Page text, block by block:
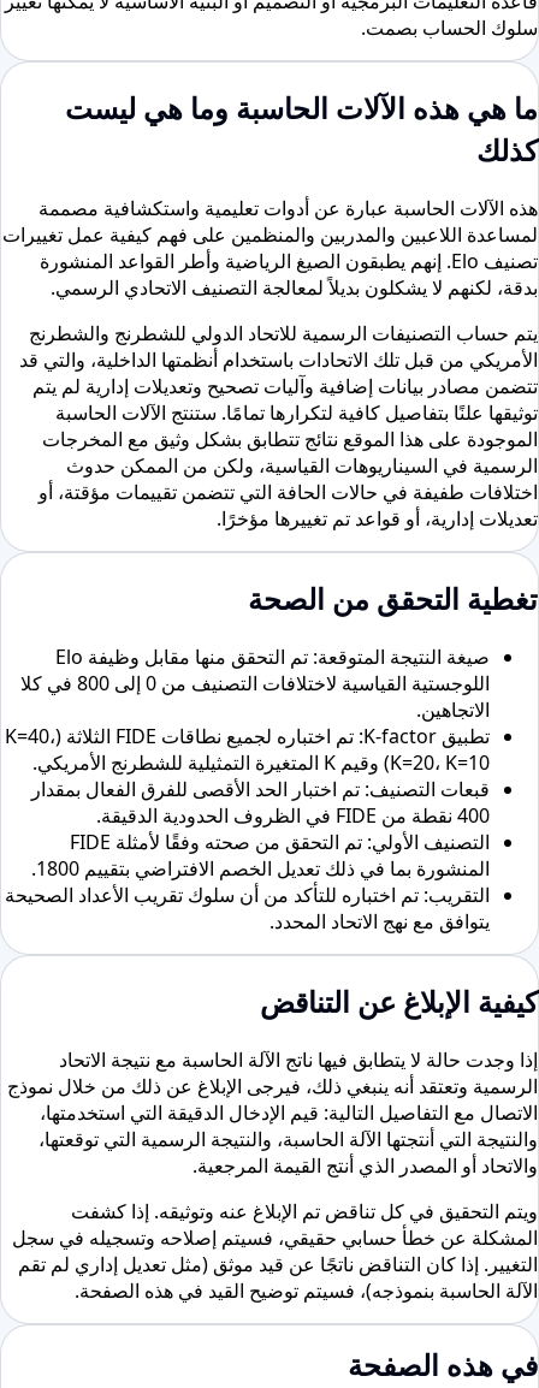
سلوك الحساب بصمت.
ما هي هذه الآلات الحاسبة وما هي ليست
كذلك
هذه الآلات الحاسبة عبارة عن أدوات تعليمية واستكشافية مصممة
لمساعدة اللاعبين والمدربين والمنظمين على فهم كيفية عمل تغييرات
تصنيف Elo. إنهم يطبقون الصيغ الرياضية وأطر القواعد المنشورة
بدقة، لكنهم لا يشكلون بديلاً لمعالجة التصنيف الاتحادي الرسمي.
يتم حساب التصنيفات الرسمية للاتحاد الدولي للشطرنج والشطرنج
الأمريكي من قبل تلك الاتحادات باستخدام أنظمتها الداخلية، والتي قد
تتضمن مصادر بيانات إضافية وآليات تصحيح وتعديلات إدارية لم يتم
توثيقها علنًا بتفاصيل كافية لتكرارها تمامًا. ستنتج الآلات الحاسبة
الموجودة على هذا الموقع نتائج تتطابق بشكل وثيق مع المخرجات
الرسمية في السيناريوهات القياسية، ولكن من الممكن حدوث
اختلافات طفيفة في حالات الحافة التي تتضمن تقييمات مؤقتة، أو
تعديلات إدارية، أو قواعد تم تغييرها مؤخرًا.
تغطية التحقق من الصحة
صيغة النتيجة المتوقعة: تم التحقق منها مقابل وظيفة Elo
اللوجستية القياسية لاختلافات التصنيف من 0 إلى 800 في كلا
الاتجاهين.
تطبيق K-factor: تم اختباره لجميع نطاقات FIDE الثلاثة (K=40،
K=20، K=10) وقيم K المتغيرة التمثيلية للشطرنج الأمريكي.
قبعات التصنيف: تم اختبار الحد الأقصى للفرق الفعال بمقدار
400 نقطة من FIDE في الظروف الحدودية الدقيقة.
التصنيف الأولي: تم التحقق من صحته وفقًا لأمثلة FIDE
المنشورة بما في ذلك تعديل الخصم الافتراضي بتقييم 1800.
التقريب: تم اختباره للتأكد من أن سلوك تقريب الأعداد الصحيحة
يتوافق مع نهج الاتحاد المحدد.
كيفية الإبلاغ عن التناقض
إذا وجدت حالة لا يتطابق فيها ناتج الآلة الحاسبة مع نتيجة الاتحاد
الرسمية وتعتقد أنه ينبغي ذلك، فيرجى الإبلاغ عن ذلك من خلال نموذج
الاتصال مع التفاصيل التالية: قيم الإدخال الدقيقة التي استخدمتها،
والنتيجة التي أنتجتها الآلة الحاسبة، والنتيجة الرسمية التي توقعتها،
والاتحاد أو المصدر الذي أنتج القيمة المرجعية.
ويتم التحقيق في كل تناقض تم الإبلاغ عنه وتوثيقه. إذا كشفت
المشكلة عن خطأ حسابي حقيقي، فسيتم إصلاحه وتسجيله في سجل
التغيير. إذا كان التناقض ناتجًا عن قيد موثق (مثل تعديل إداري لم تقم
الآلة الحاسبة بنموذجه)، فسيتم توضيح القيد في هذه الصفحة.
في هذه الصفحة